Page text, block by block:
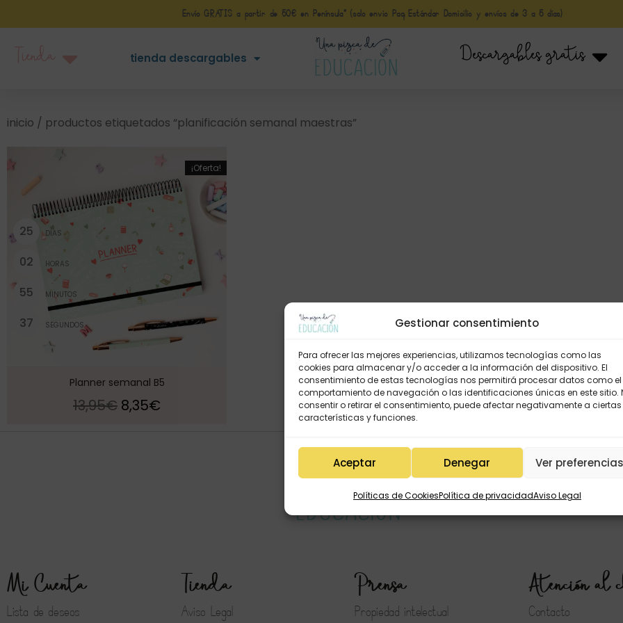
Gestionar consentimiento
Para ofrecer las mejores experiencias, utilizamos tecnologías como las
cookies para almacenar y/o acceder a la información del dispositivo. El
consentimiento de estas tecnologías nos permitirá procesar datos como el
comportamiento de navegación o las identificaciones únicas en este sitio.
consentir o retirar el consentimiento, puede afectar negativamente a ciertas
características y funciones.
Aceptar Denegar Ver preferencias
Políticas de CookiesPolítica de privacidadAviso Legal
Envío GRATIS a partir de 50€ en Península* (solo envio Paq Estándar Domicilio y envíos de 3 a 5 días)
tienda descargables Descargables gratis
inicio / productos etiquetados “planificación semanal maestras”
¡Oferta!
25 DÍAS
02 HORAS
55 MINUTOS
37 SEGUNDOS
Planner semanal B5
13,95€ 8,35€
Mi Cuenta
Lista de deseos
Tienda
Aviso Legal
Prensa
Propiedad intelectual
Atención al
Contacto